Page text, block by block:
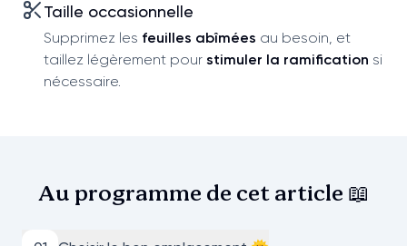
Taille occasionnelle
Supprimez les feuilles abîmées au besoin, et
taillez légèrement pour stimuler la ramification si
nécessaire.
Au programme de cet article 📖